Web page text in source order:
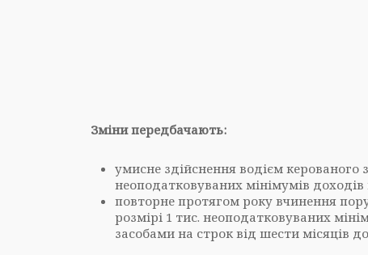
Зміни передбачають:
умисне здійснення водієм
неоподатковуваних мінімумів
повторне протягом року вчинення
розмірі 1 тис. неоподатковуваних
засобами на строк від шести місяців